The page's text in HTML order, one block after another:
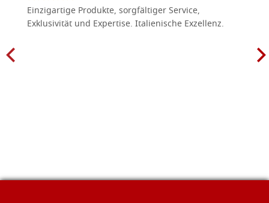
Einzigartige Produkte, sorgfältiger Service,
Exklusivität und Expertise. Italienische Exzellenz.